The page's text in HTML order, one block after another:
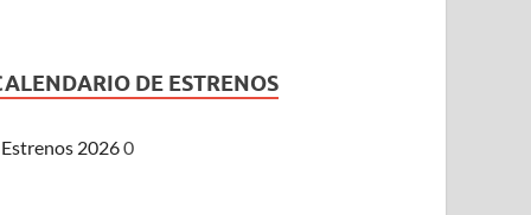
DE ESTRENOS
Estrenos 20260